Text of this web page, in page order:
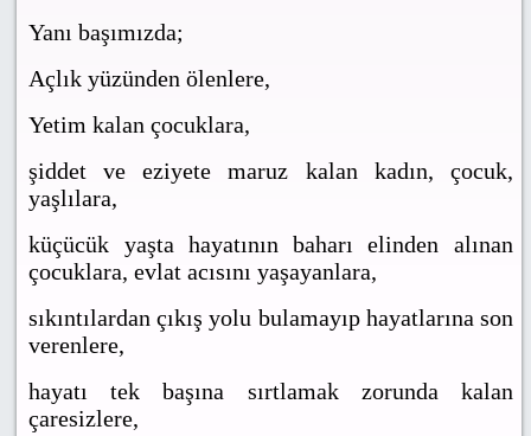
Yanı başımızda;
Açlık yüzünden ölenlere,
Yetim kalan çocuklara,
şiddet ve eziyete maruz kalan kadın, çocuk,
yaşlılara,
küçücük yaşta hayatının baharı elinden alınan
çocuklara, evlat acısını yaşayanlara,
sıkıntılardan çıkış yolu bulamayıp hayatlarına son
verenlere,
hayatı tek başına sırtlamak zorunda kalan
çaresizlere,